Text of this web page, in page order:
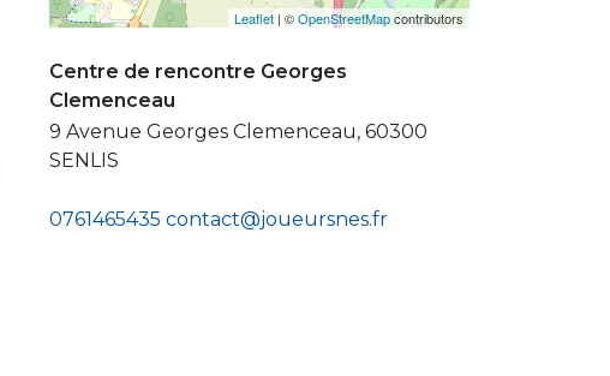
Leaflet | ©OpenStreetMapcontributors
Centre de rencontre Georges
Clemenceau
9 Avenue Georges Clemenceau, 60300
SENLIS
0761465435 contact@joueursnes.fr